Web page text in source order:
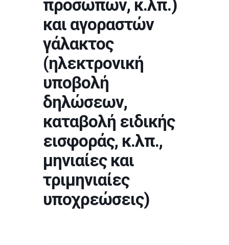
προσώπων, κ.λπ.)
και αγοραστών
γάλακτος
(ηλεκτρονική
υποβολή
δηλώσεων,
καταβολή ειδικής
εισφοράς, κ.λπ.,
μηνιαίες και
τριμηνιαίες
υποχρεώσεις)